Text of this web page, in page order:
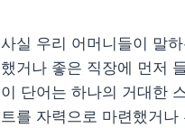
사실 우리 어머니들이 말
했거나 좋은 직장에 먼저
이 단어는 하나의 거대한
트를 자력으로 마련했거